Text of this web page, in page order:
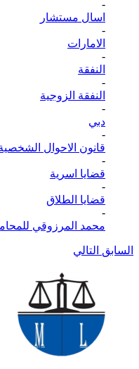
-
اسال مستشار
-
الامارات
-
النفقة
-
النفقة الزوجية
-
دبي
-
قانون الاحوال
-
قضايا اسرية
-
قضايا الطلاق
-
محمد المرزوقي
السابق التالي